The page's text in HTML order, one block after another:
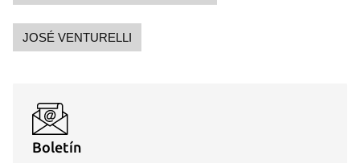
Guardar como favorito
Para poder guardar como favorito, primero has de
iniciar sesión con tu cuenta de 14ymedio.
JOSÉ VENTURELLI
Boletín